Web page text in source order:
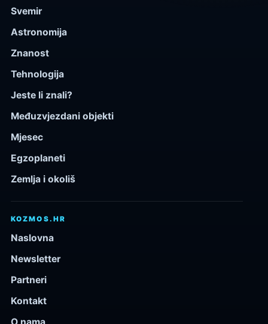
Svemir
Astronomija
Znanost
Tehnologija
Jeste li znali?
Međuzvjezdani objekti
Mjesec
Egzoplaneti
Zemlja i okoliš
KOZMOS.HR
Naslovna
Newsletter
Partneri
Kontakt